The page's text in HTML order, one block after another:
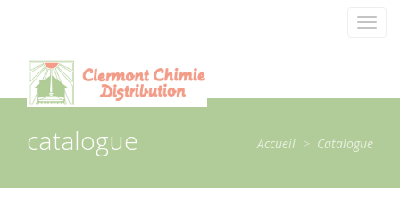
catalogue Accueil > Catalogue